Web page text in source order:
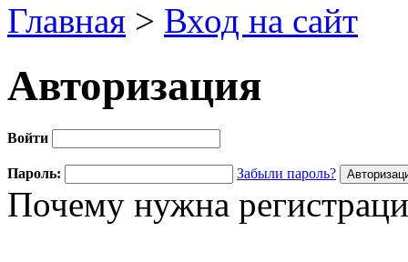
Главная > Вход на сайт
Авторизация
Войти
Пароль: Забыли пароль?
Почему нужна